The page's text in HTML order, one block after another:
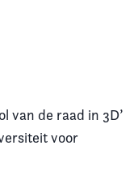
van de raad in 3D’
voor